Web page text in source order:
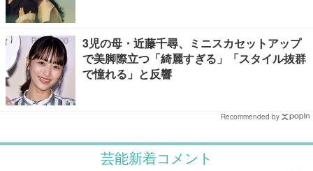
3児の母・近藤千尋、ミニスカセットアップ
で美脚際立つ「綺麗すぎる」「スタイル抜群
で憧れる」と反響
Recommended by